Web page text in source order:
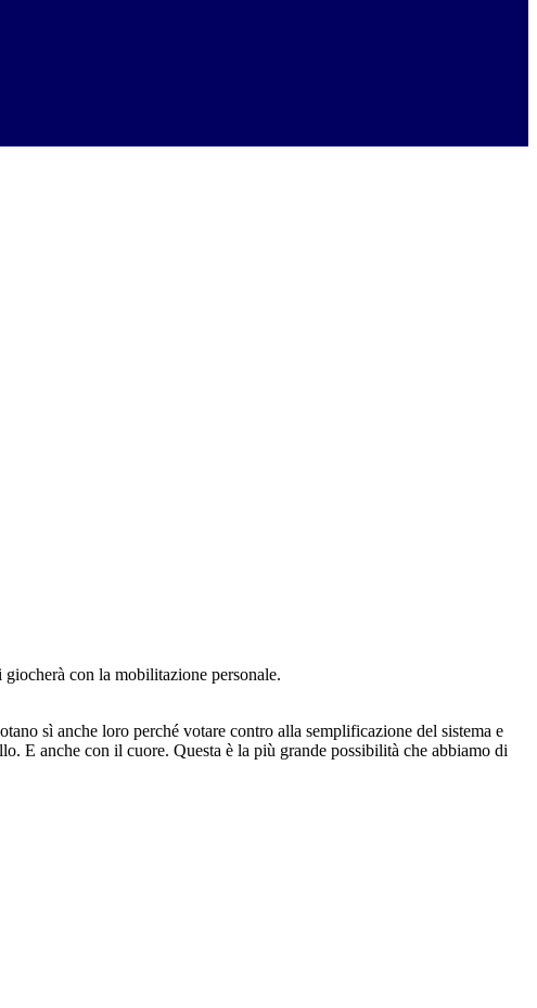
con la mobilitazione personale.
sì anche loro perché votare contro alla semplificazione del sistema e
E anche con il cuore. Questa è la più grande possibilità che abbiamo di